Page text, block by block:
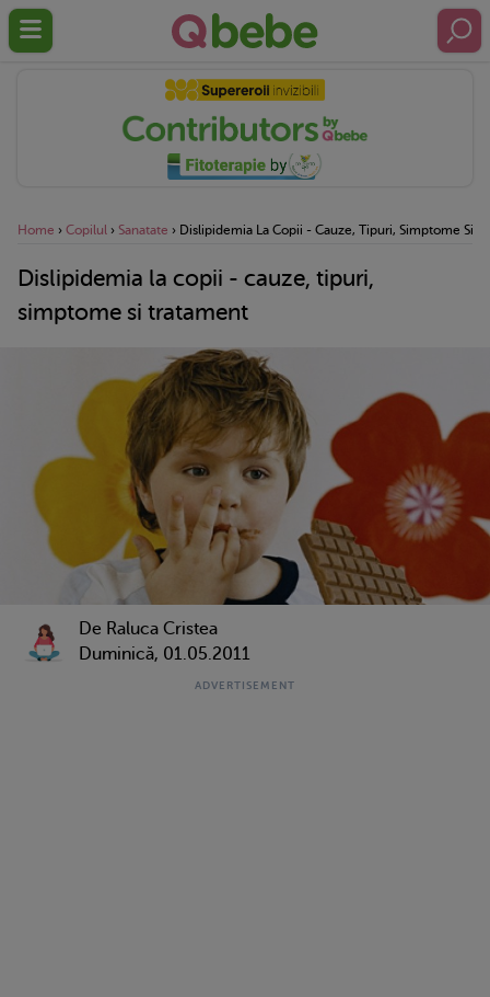
Home › Copilul › Sanatate › Dislipidemia La Copii - Cauze, Tipuri, Simptome Si
Dislipidemia la copii - cauze, tipuri,
simptome si tratament
De Raluca Cristea
Duminică, 01.05.2011